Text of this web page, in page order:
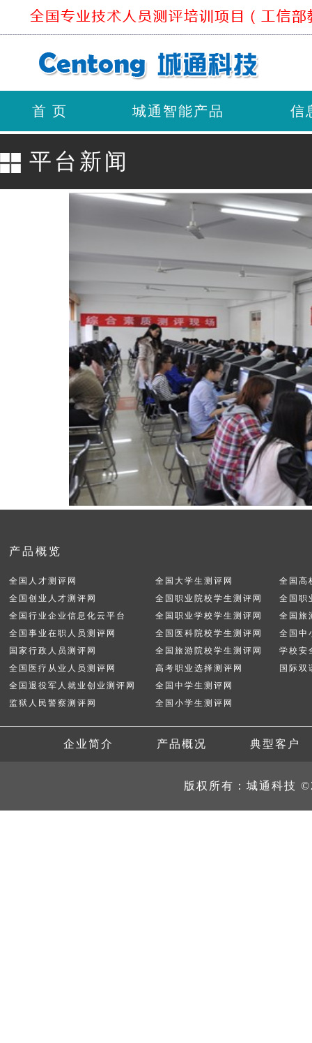
首 页 城通智能产品 信
平台新闻
产品概览
全国人才测评网 全国大学生测评网
全国高
全国创业人才测评网
全国职业院校学生测评网
全国职
全国行业企业信息化云平台
全国职业学校学生测评网
全国旅
全国事业在职人员测评网
全国医科院校学生测评网
全国中
国家行政人员测评网
全国旅游院校学生测评网
学校安
全国医疗从业人员测评网
高考职业选择测评网
国际双
全国退役军人就业创业测评网
全国中学生测评网
监狱人民警察测评网
全国小学生测评网
企业简介 产品概况 典型客户
版权所有：城通科技